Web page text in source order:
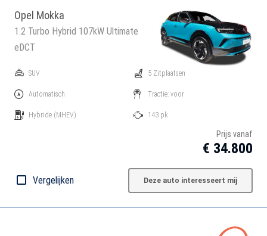
Opel Mokka
1.2 Turbo Hybrid 107kW Ultimate
eDCT
SUV
Automatisch
Hybride (MHEV)
5 Zitplaatsen
Tractie: voor
143 pk
Prijs vanaf
€ 34.800
Vergelijken Deze auto interesseert mij